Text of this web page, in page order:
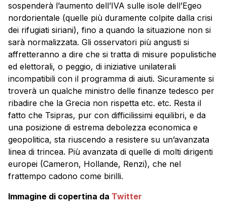
sospenderà l’aumento dell’IVA sulle isole dell’Egeo
nordorientale (quelle più duramente colpite dalla crisi
dei rifugiati siriani), fino a quando la situazione non si
sarà normalizzata. Gli osservatori più angusti si
affretteranno a dire che si tratta di misure populistiche
ed elettorali, o peggio, di iniziative unilaterali
incompatibili con il programma di aiuti. Sicuramente si
troverà un qualche ministro delle finanze tedesco per
ribadire che la Grecia non rispetta etc. etc. Resta il
fatto che Tsipras, pur con difficilissimi equilibri, e da
una posizione di estrema debolezza economica e
geopolitica, sta riuscendo a resistere su un’avanzata
linea di trincea. Più avanzata di quelle di molti dirigenti
europei (Cameron, Hollande, Renzi), che nel
frattempo cadono come birilli.
Immagine di copertina da Twitter